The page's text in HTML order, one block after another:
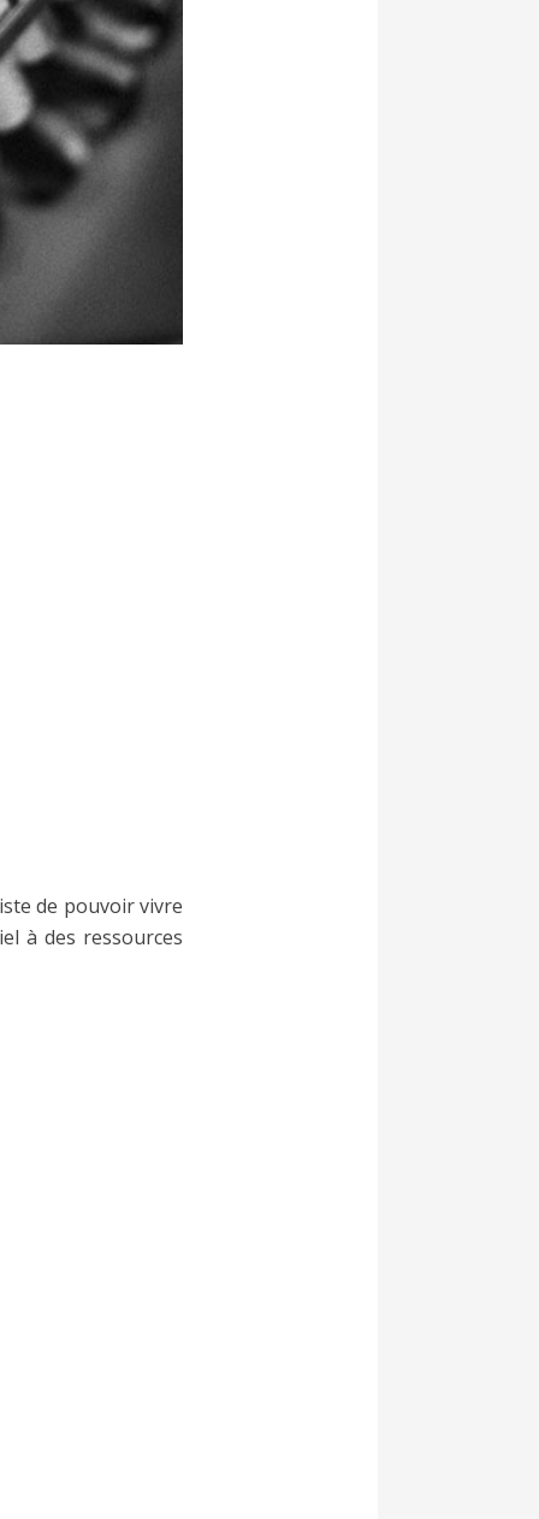
de pouvoir vivre
à des ressources